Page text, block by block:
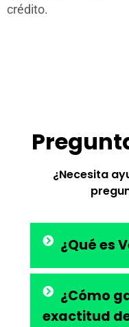
crédito.
¿Necesita
¿Qué es
¿Cómo
exactitud